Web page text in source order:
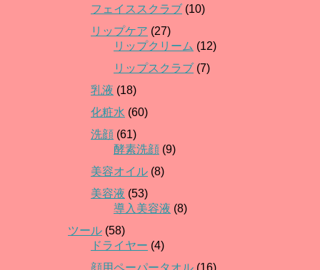
フェイススクラブ (10)
リップケア (27)
リップクリーム (12)
リップスクラブ (7)
乳液 (18)
化粧水 (60)
洗顔 (61)
酵素洗顔 (9)
美容オイル (8)
美容液 (53)
導入美容液 (8)
ツール (58)
ドライヤー (4)